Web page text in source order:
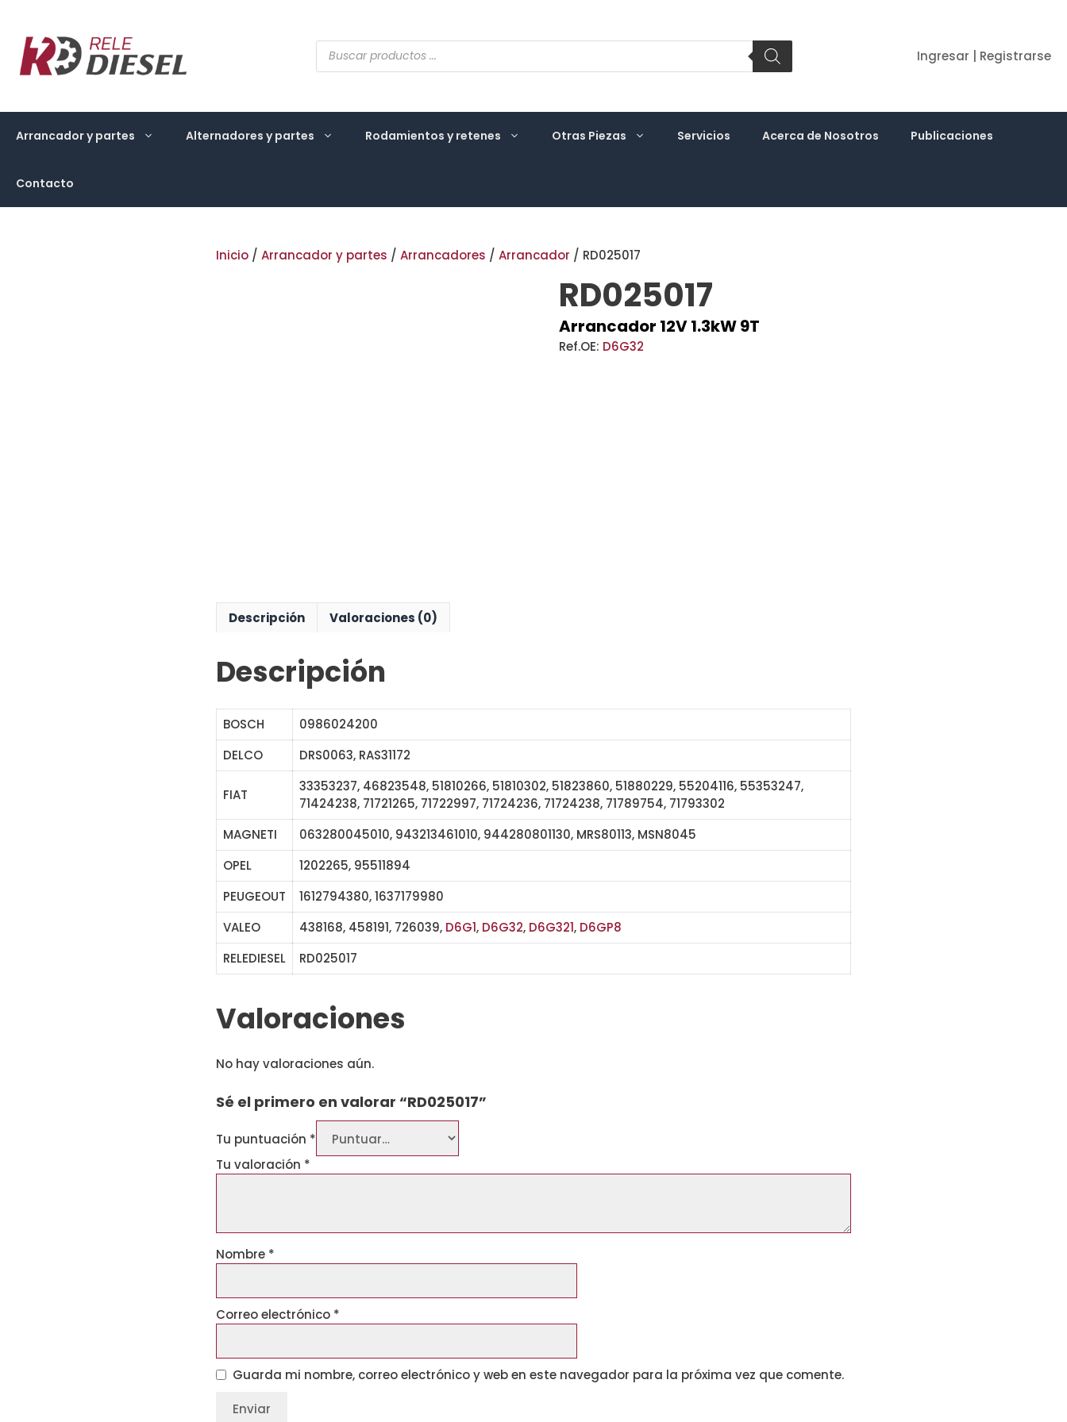
contenido
Búsqueda
de
productos
Ingresar | Registrarse
Arrancador y partes Alternadores y partes Rodamientos y retenes Otras Piezas Servicios Acerca de Nosotros Publicaciones
Contacto
Inicio / Arrancador y partes / Arrancadores / Arrancador / RD025017
RD025017
Arrancador 12V 1.3kW 9T
Ref.OE: D6G32
Descripción Valoraciones (0)
Descripción
BOSCH
0986024200
DELCO
DRS0063, RAS31172
FIAT
33353237, 46823548, 51810266, 51810302, 51823860, 51880229, 55204116, 55353247,
71424238, 71721265, 71722997, 71724236, 71724238, 71789754, 71793302
MAGNETI
063280045010, 943213461010, 944280801130, MRS80113, MSN8045
OPEL
1202265, 95511894
PEUGEOUT
1612794380, 1637179980
VALEO
438168, 458191, 726039, D6G1, D6G32, D6G321, D6GP8
RELEDIESEL
RD025017
Valoraciones
No hay valoraciones aún.
Sé el primero en valorar “RD025017”
Tu puntuación *
Tu valoración *
Nombre *
Correo electrónico *
Guarda mi nombre, correo electrónico y web en este navegador para la próxima vez que comente.